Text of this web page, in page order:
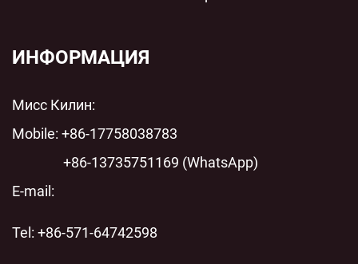
защиты для современных энергосистем
пленочный конденсатор переменного тока с
современных энергосистем
ИНФОРМАЦИЯ
Мисс Килин:
Mobile: +86-17758038783
+86-13735751169 (WhatsApp)
E-mail:
Tel: +86-571-64742598